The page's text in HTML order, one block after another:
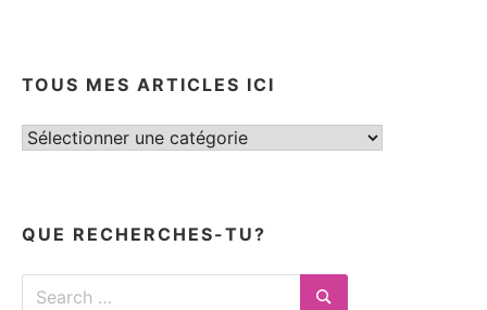
TOUS MES ARTICLES ICI
Tous
QUE RECHERCHES-TU?
Search